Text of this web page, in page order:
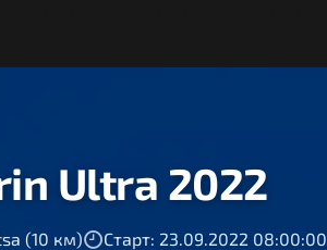
Ultra 2022
(10 км) Старт: 23.09.2022 08:00:00